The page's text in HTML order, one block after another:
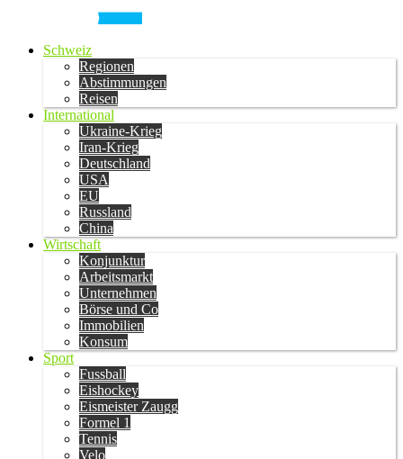
Schweiz
Regionen
Abstimmungen
Reisen
International
Ukraine-Krieg
Iran-Krieg
Deutschland
USA
EU
Russland
China
Wirtschaft
Konjunktur
Arbeitsmarkt
Unternehmen
Börse und Co
Immobilien
Konsum
Sport
Fussball
Eishockey
Eismeister Zaugg
Formel 1
Tennis
Velo